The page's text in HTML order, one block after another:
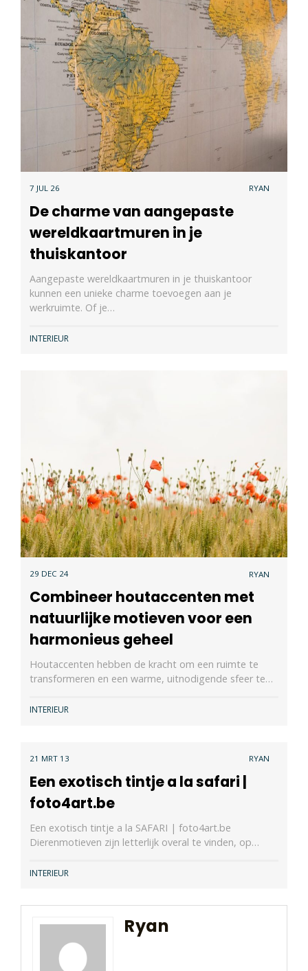
7 JUL 26 RYAN
De charme van aangepaste
wereldkaartmuren in je
thuiskantoor
Aangepaste wereldkaartmuren in je thuiskantoor
kunnen een unieke charme toevoegen aan je
werkruimte. Of je…
INTERIEUR
29 DEC 24 RYAN
Combineer houtaccenten met
natuurlijke motieven voor een
harmonieus geheel
Houtaccenten hebben de kracht om een ruimte te
transformeren en een warme, uitnodigende sfeer te…
INTERIEUR
21 MRT 13 RYAN
Een exotisch tintje a la safari |
foto4art.be
Een exotisch tintje a la SAFARI | foto4art.be
Dierenmotieven zijn letterlijk overal te vinden, op…
INTERIEUR
Ryan